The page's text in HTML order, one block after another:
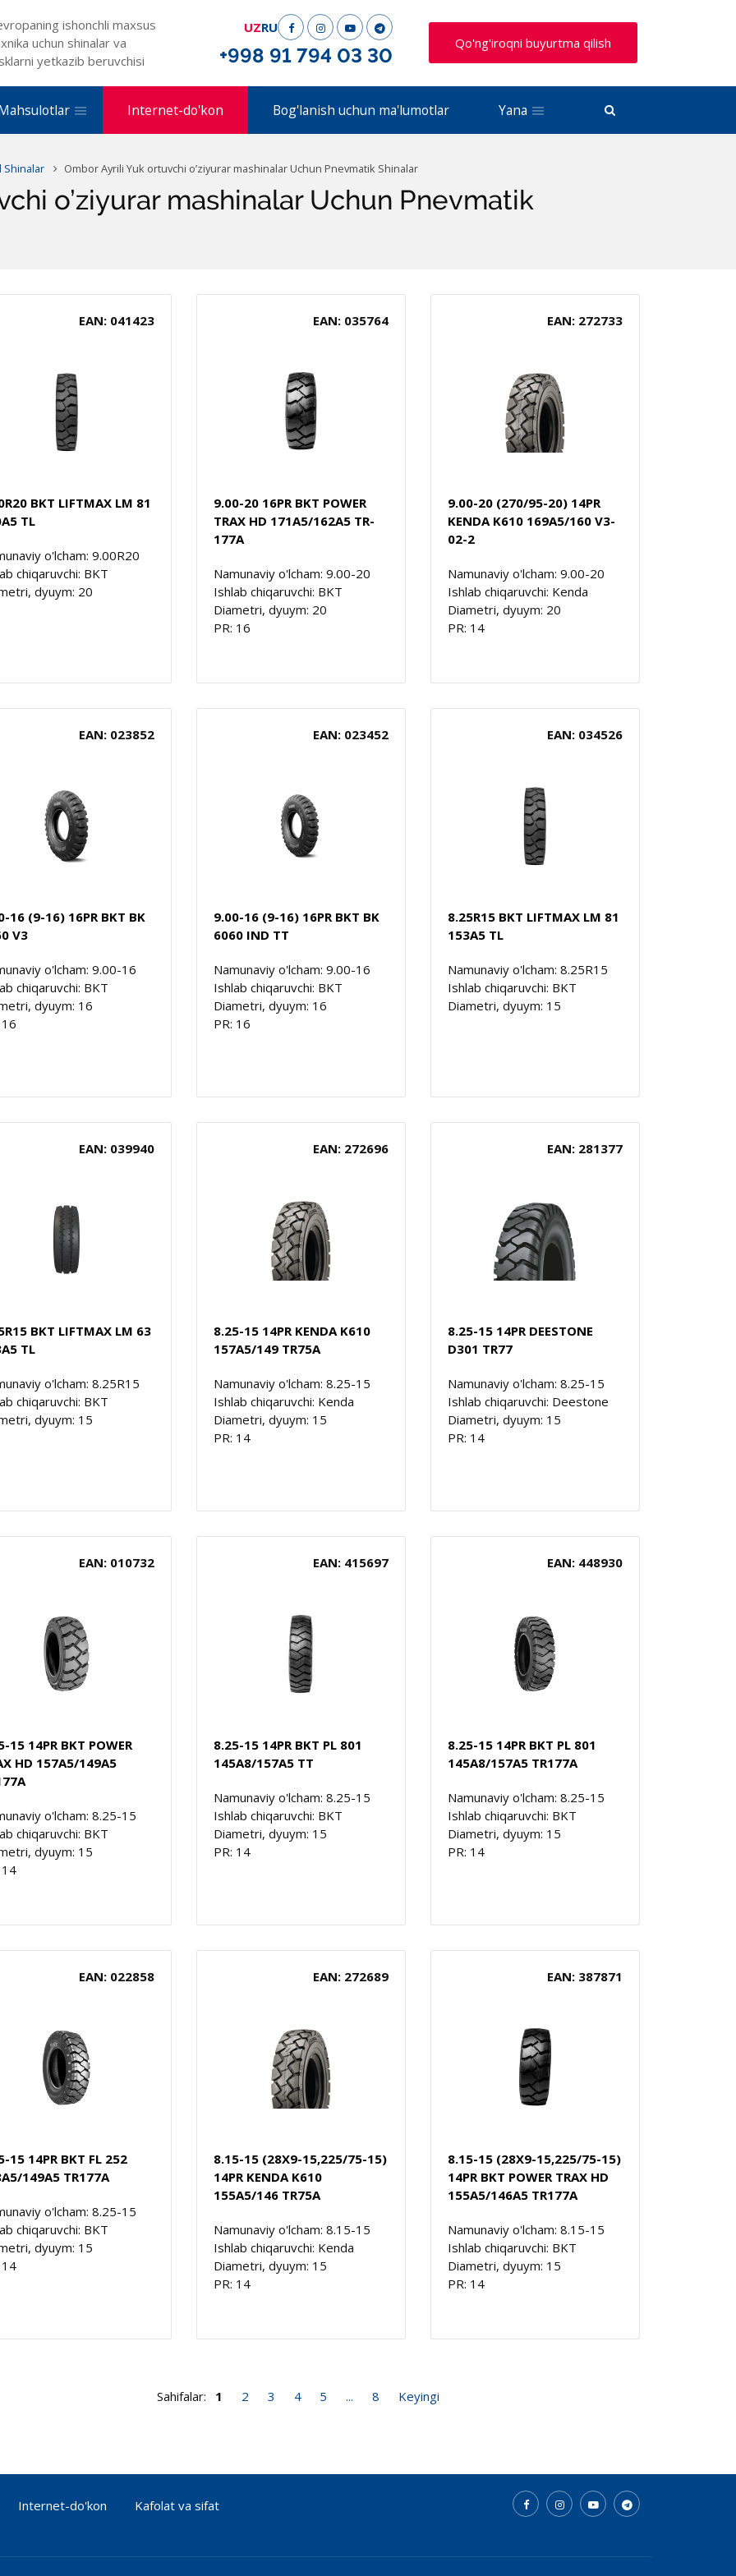
ishonchli maxsus
uchun shinalar va
yetkazib beruvchisi
UZRU
+998 91 794 03 30
Qo'ng'iroqni buyurtma qilish
Internet-do'kon Bog'lanish uchun ma'lumotlar Yana
Shinalar Ombor Ayrili Yuk ortuvchi o’ziyurar mashinalar Uchun Pnevmatik Shinalar
o’ziyurar mashinalar Uchun Pnevmatik
EAN: 041423
BKT LIFTMAX LM 81
TL
o'lcham: 9.00R20
chiqaruvchi: BKT
dyuym: 20
EAN: 035764
9.00-20 16PR BKT POWER
TRAX HD 171A5/162A5 TR-
177A
Namunaviy o'lcham: 9.00-20
Ishlab chiqaruvchi: BKT
Diametri, dyuym: 20
PR: 16
EAN: 272733
9.00-20 (270/95-20) 14PR
KENDA K610 169A5/160 V3-
02-2
Namunaviy o'lcham: 9.00-20
Ishlab chiqaruvchi: Kenda
Diametri, dyuym: 20
PR: 14
EAN: 023852
16 (9-16) 16PR BKT BK
V3
o'lcham: 9.00-16
chiqaruvchi: BKT
dyuym: 16
EAN: 023452
9.00-16 (9-16) 16PR BKT BK
6060 IND TT
Namunaviy o'lcham: 9.00-16
Ishlab chiqaruvchi: BKT
Diametri, dyuym: 16
PR: 16
EAN: 034526
8.25R15 BKT LIFTMAX LM 81
153A5 TL
Namunaviy o'lcham: 8.25R15
Ishlab chiqaruvchi: BKT
Diametri, dyuym: 15
EAN: 039940
BKT LIFTMAX LM 63
TL
o'lcham: 8.25R15
chiqaruvchi: BKT
dyuym: 15
EAN: 272696
8.25-15 14PR KENDA K610
157A5/149 TR75A
Namunaviy o'lcham: 8.25-15
Ishlab chiqaruvchi: Kenda
Diametri, dyuym: 15
PR: 14
EAN: 281377
8.25-15 14PR DEESTONE
D301 TR77
Namunaviy o'lcham: 8.25-15
Ishlab chiqaruvchi: Deestone
Diametri, dyuym: 15
PR: 14
EAN: 010732
15 14PR BKT POWER
HD 157A5/149A5
o'lcham: 8.25-15
chiqaruvchi: BKT
dyuym: 15
14
EAN: 415697
8.25-15 14PR BKT PL 801
145A8/157A5 TT
Namunaviy o'lcham: 8.25-15
Ishlab chiqaruvchi: BKT
Diametri, dyuym: 15
PR: 14
EAN: 448930
8.25-15 14PR BKT PL 801
145A8/157A5 TR177A
Namunaviy o'lcham: 8.25-15
Ishlab chiqaruvchi: BKT
Diametri, dyuym: 15
PR: 14
EAN: 022858
15 14PR BKT FL 252
149A5 TR177A
o'lcham: 8.25-15
chiqaruvchi: BKT
dyuym: 15
14
EAN: 272689
8.15-15 (28X9-15,225/75-15)
14PR KENDA K610
155A5/146 TR75A
Namunaviy o'lcham: 8.15-15
Ishlab chiqaruvchi: Kenda
Diametri, dyuym: 15
PR: 14
EAN: 387871
8.15-15 (28X9-15,225/75-15)
14PR BKT POWER TRAX HD
155A5/146A5 TR177A
Namunaviy o'lcham: 8.15-15
Ishlab chiqaruvchi: BKT
Diametri, dyuym: 15
PR: 14
Sahifalar: 1 2 3 4 5 ... 8 Keyingi
Internet-do'kon
Kafolat va sifat